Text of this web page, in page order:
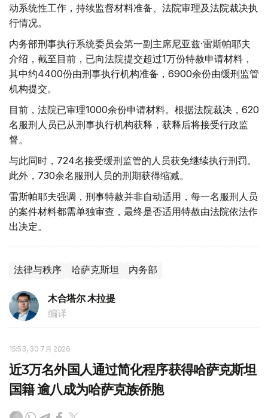
动系统性工作，持续监督材料准备、法院审理及法院裁决执
行情况。
内务部刑事执行系统委员会第一副主席尼亚兹·雷斯帕耶夫
介绍，截至目前，已向法院提交超过1万份特赦申请材料，
其中约4400份由刑事执行机构准备，6900余份由缓刑监管
机构提交。
目前，法院已审理1000余份申请材料。根据法院裁决，620
名服刑人员已从刑事执行机构获释，获释后将接受行政监
督。
与此同时，724名接受缓刑监管的人员获免继续执行刑罚。
此外，730余名服刑人员的刑期获得缩减。
雷斯帕耶夫强调，刑事特赦并非自动适用，每一名服刑人员
的案件材料都需单独审查，最终是否适用特赦由法院依法作
出决定。
法律与秩序 哈萨克斯坦 内务部
木合塔尔 木拉提
编译
15:53, 30 7月 2026
近3万名外国人通过简化程序获得哈萨克斯坦
国籍 逾八成为哈萨克族侨胞